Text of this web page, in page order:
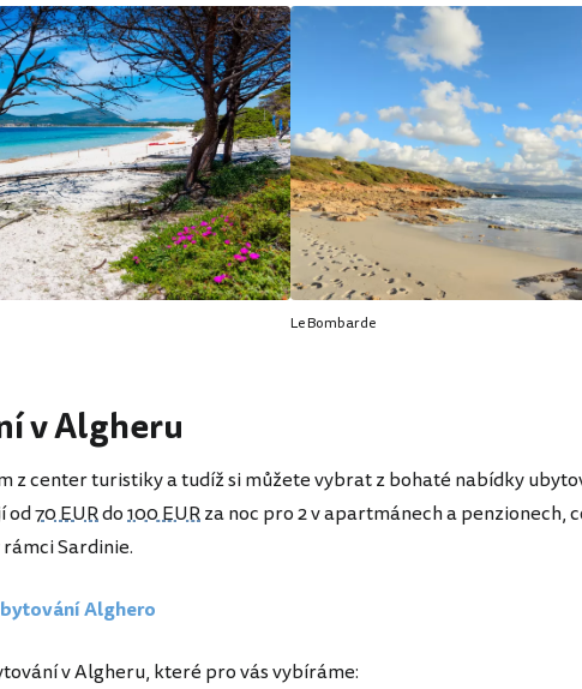
Le Bombarde
v Algheru
z center turistiky a tudíž si můžete vybrat z bohaté nabídky
od70 EURdo100 EURza noc pro 2 v apartmánech a penzionech,
Sardinie.
Alghero
v Algheru, které pro vás vybíráme: